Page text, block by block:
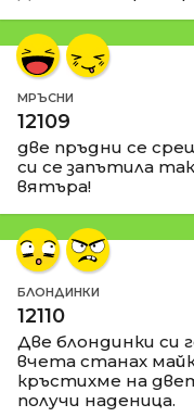
МРЪСНИ
12109
две пръдни се
си се запътила
вятъра!
БЛОНДИНКИ
12110
Две блондинки си
вчета станах
кръстихме на
получи наденица.